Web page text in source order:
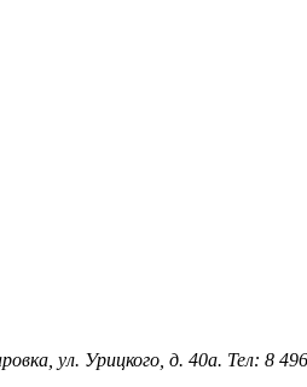
ул. Урицкого, д. 40а. Тел: 8